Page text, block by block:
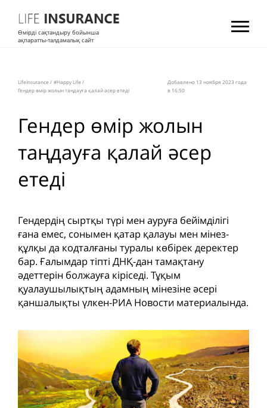
Өмірді сақтандыру бойынша
ақпаратты-талдамалық сайт
LifeInsurance / #Happy Life /
Гендер өмір жолын таңдауға қалай әсер етеді
Добавлено 13 ноября 2023 года
в 16:50
Гендер өмір жолын
таңдауға қалай әсер
етеді
Гендердің сыртқы түрі мен ауруға бейімділігі
ғана емес, сонымен қатар қалауы мен мінез-
құлқы да кодталғаны туралы көбірек деректер
бар. Ғалымдар тіпті ДНҚ-дан тамақтану
әдеттерін болжауға кіріседі. Тұқым
қуалаушылықтың адамның мінезіне әсері
қаншалықты үлкен-РИА Новости материалында.